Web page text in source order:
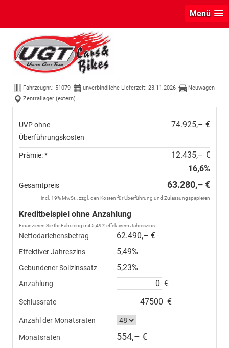
Menü
Audi Q3Sportback NEU TFSI quattro S line
Fahrzeugnr.: 51079 unverbindliche Lieferzeit: 23.11.2026
Neuwagen
Zentrallager (extern)
UVP ohne
Überführungskosten
74.925,– €
Prämie: *
12.435,– €
16,6%
Gesamtpreis 63.280,– €
incl. 19% MwSt., zzgl. den Kosten für Überführung und Zulassungspapieren
Kreditbeispiel ohne Anzahlung
Finanzieren Sie Ihr Fahrzeug mit 5,49% effektivem Jahreszins.
Nettodarlehensbetrag 62.490,– €
Effektiver Jahreszins 5,49%
Gebundener Sollzinssatz 5,23%
Anzahlung €
Schlussrate €
Anzahl der Monatsraten
Monatsraten 554,– €